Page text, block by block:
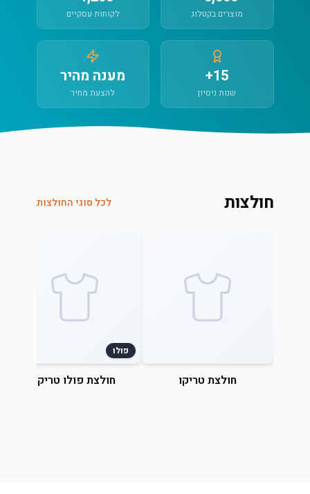
מוצרים בקטלוג לקוחות עסקיים
15+
שנות ניסיון
מענה מהיר
להצעת מחיר
חולצות לכל סוגי החולצות
חולצת טריקו
פולו
חולצת פולו טריקו